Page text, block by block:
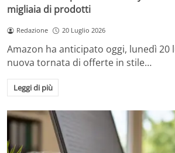
migliaia di prodotti
Redazione 20 Luglio 2026
Amazon ha anticipato oggi, lunedì 20
nuova tornata di offerte in stile…
Leggi di più